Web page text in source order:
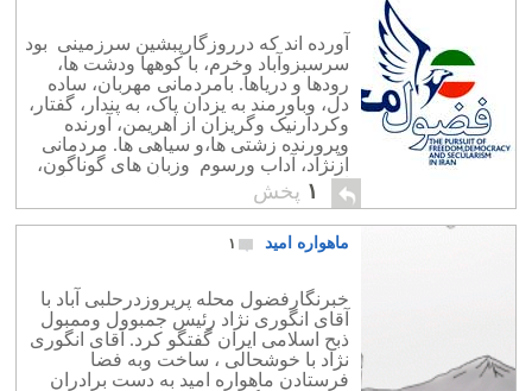
آورده اند که درروزگارپبشین سرزمینی بود
سرسبزوآباد وخرم، با کوهها ودشت ها،
رودها و دریاها. بامردمانی مهربان، ساده
دل، وباورمند به یزدان پاک، به پندار، گفتار،
وکردارنیک وگریزان از اهریمن، آورنده
وپرورنده زشتی ها،و سیاهی ها. مردمانی
ازنژاد، آداب ورسوم وزبان های گوناگون،
اززردشتی، کلیمی، وترسائی که در کنارهم
به سازش وسازندگی می پرداختند. این […]
۱ پخش
ماهواره امید ۱
خبرنگارفضول محله پریروزدرحلبی آباد با
آقای انگوری نژاد رئیس جمبوول وممبول
ذبح اسلامی ایران گفتگو کرد. آقای انگوری
نژاد با خوشحالی ، ساخت وبه فضا
فرستادن ماهواره امید به دست برادران